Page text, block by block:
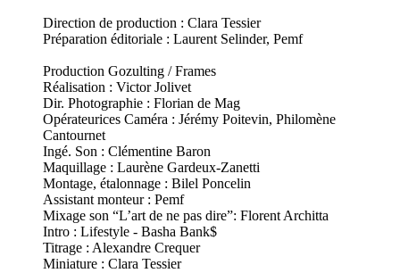
Direction de production : Clara Tessier
Préparation éditoriale : Laurent Selinder, Pemf
Production Gozulting / Frames
Réalisation : Victor Jolivet
Dir. Photographie : Florian de Mag
Opérateurices Caméra : Jérémy Poitevin, Philomène
Cantournet
Ingé. Son : Clémentine Baron
Maquillage : Laurène Gardeux-Zanetti
Montage, étalonnage : Bilel Poncelin
Assistant monteur : Pemf
Mixage son “L’art de ne pas dire”: Florent Architta
Intro : Lifestyle - Basha Bank$
Titrage : Alexandre Crequer
Miniature : Clara Tessier